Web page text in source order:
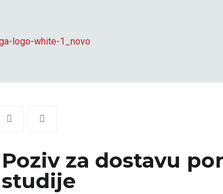
Poziv za dostavu
studije